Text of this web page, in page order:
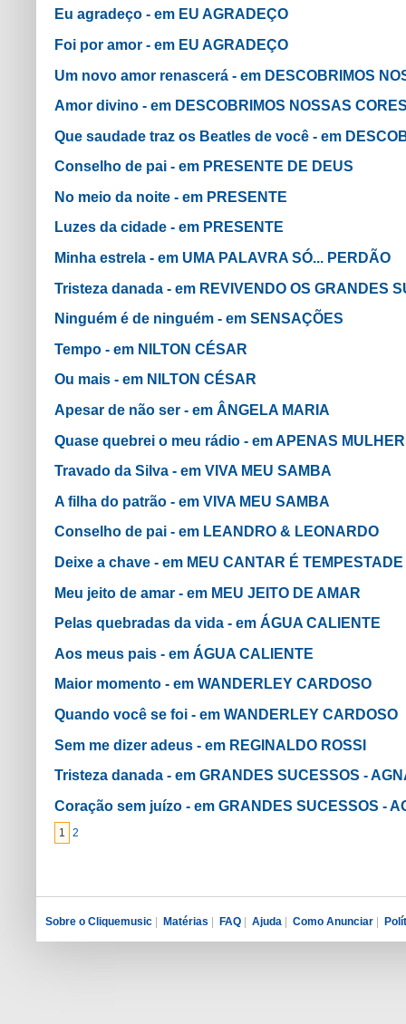
Eu agradeço - em EU AGRADEÇO
Foi por amor - em EU AGRADEÇO
Um novo amor renascerá - em DESCOBRIMOS
Amor divino - em DESCOBRIMOS NOSSAS
Que saudade traz os Beatles de você - em
Conselho de pai - em PRESENTE DE DEUS
No meio da noite - em PRESENTE
Luzes da cidade - em PRESENTE
Minha estrela - em UMA PALAVRA SÓ... PERDÃO
Tristeza danada - em REVIVENDO OS GRANDES
Ninguém é de ninguém - em SENSAÇÕES
Tempo - em NILTON CÉSAR
Ou mais - em NILTON CÉSAR
Apesar de não ser - em ÂNGELA MARIA
Quase quebrei o meu rádio - em APENAS MULHER
Travado da Silva - em VIVA MEU SAMBA
A filha do patrão - em VIVA MEU SAMBA
Conselho de pai - em LEANDRO & LEONARDO
Deixe a chave - em MEU CANTAR É
Meu jeito de amar - em MEU JEITO DE AMAR
Pelas quebradas da vida - em ÁGUA CALIENTE
Aos meus pais - em ÁGUA CALIENTE
Maior momento - em WANDERLEY CARDOSO
Quando você se foi - em WANDERLEY CARDOSO
Sem me dizer adeus - em REGINALDO ROSSI
Tristeza danada - em GRANDES SUCESSOS -
Coração sem juízo - em GRANDES SUCESSOS -
1 2
Sobre o Cliquemusic | Matérias | FAQ | Ajuda | Como Anunciar |